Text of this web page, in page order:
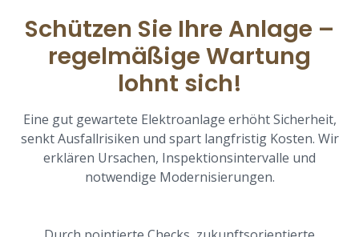
Schützen Sie Ihre Anlage –
regelmäßige Wartung
lohnt sich!
Eine gut gewartete Elektroanlage erhöht Sicherheit,
senkt Ausfallrisiken und spart langfristig Kosten. Wir
erklären Ursachen, Inspektionsintervalle und
notwendige Modernisierungen.